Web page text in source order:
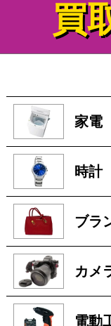
買
家電
時計
ブラ
カメ